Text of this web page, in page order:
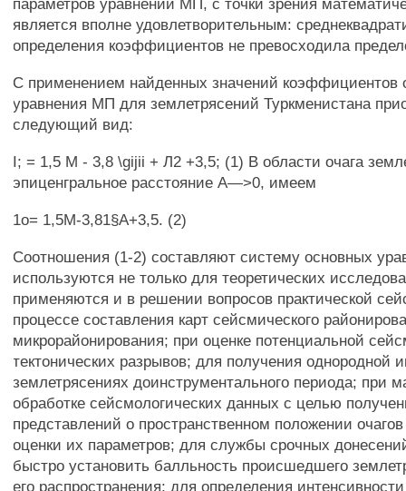
параметров уравнений МП, с точки зрения
является вполне удовлетворительным:
определения коэффициентов не превосходила
С применением найденных значений коэффициентов
уравнения МП для землетрясений Туркменистана
следующий вид:
I; = 1,5 М - 3,8 \gijii + Л2 +3,5; (1) В области очага
эпиценгральное расстояние А—>0, имеем
1о= 1,5М-3,81§А+3,5. (2)
Соотношения (1-2) составляют систему основных
используются не только для теоретических
применяются и в решении вопросов практической
процессе составления карт сейсмического
микрорайонирования; при оценке потенциальной
тектонических разрывов; для получения однородной
землетрясениях доинструментального периода; при
обработке сейсмологических данных с целью
представлений о пространственном положении
оценки их параметров; для службы срочных
быстро установить балльность происшедшего
его распространения; для определения